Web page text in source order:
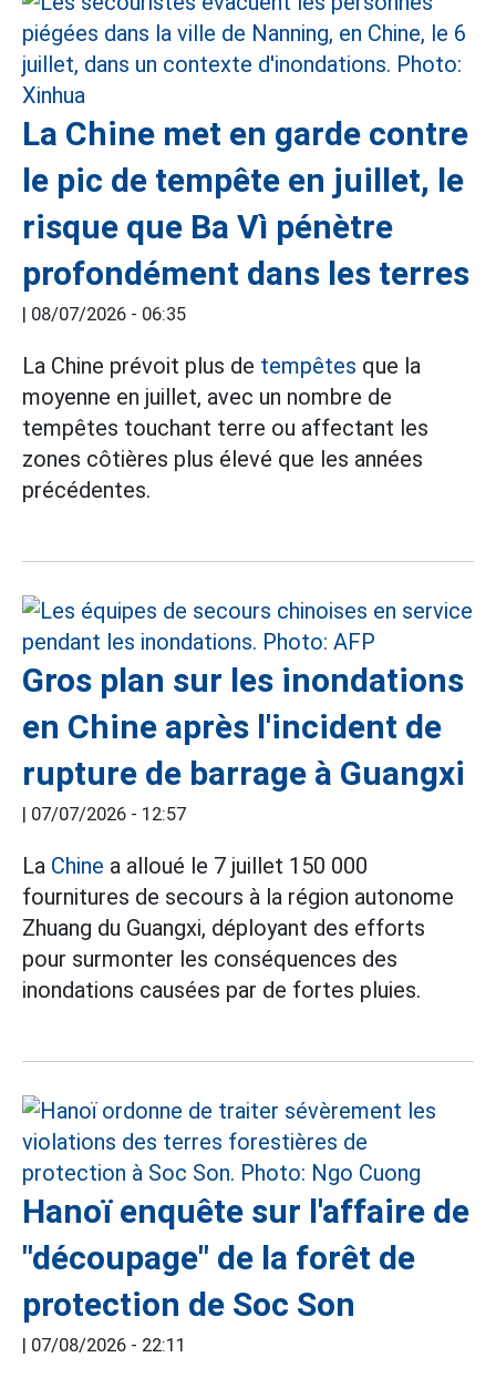
La Chine met en garde contre
le pic de tempête en juillet, le
risque que Ba Vì pénètre
profondément dans les terres
| 08/07/2026 - 06:35
La Chine prévoit plus de tempêtes que la
moyenne en juillet, avec un nombre de
tempêtes touchant terre ou affectant les
zones côtières plus élevé que les années
précédentes.
Gros plan sur les inondations
en Chine après l'incident de
rupture de barrage à Guangxi
| 07/07/2026 - 12:57
La Chine a alloué le 7 juillet 150 000
fournitures de secours à la région autonome
Zhuang du Guangxi, déployant des efforts
pour surmonter les conséquences des
inondations causées par de fortes pluies.
Hanoï enquête sur l'affaire de
"découpage" de la forêt de
protection de Soc Son
| 07/08/2026 - 22:11